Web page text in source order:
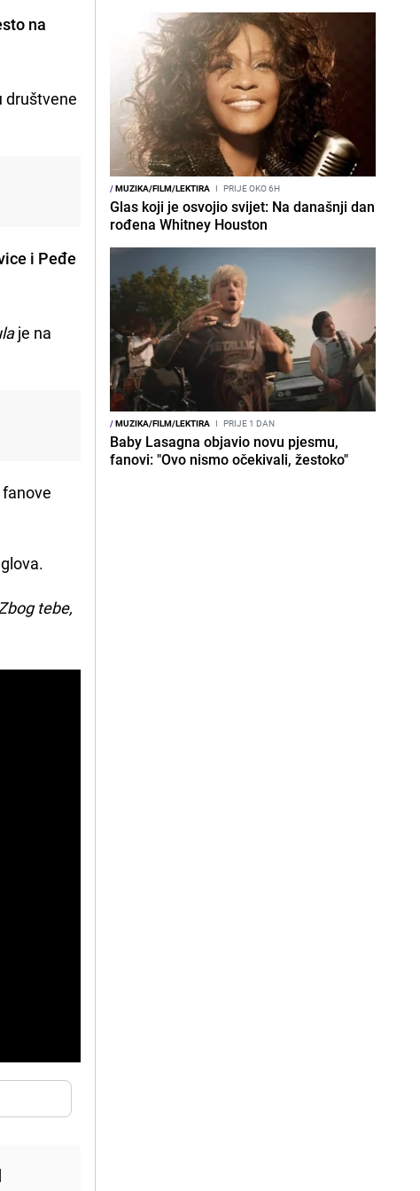
na
društvene
i Peđe
je na
tebe,
|
/MUZIKA/FILM/LEKTIRA I PRIJE OKO 6H
Glas koji je osvojio svijet: Na današnji dan
rođena Whitney Houston
/MUZIKA/FILM/LEKTIRA I PRIJE 1 DAN
Baby Lasagna objavio novu pjesmu,
fanovi: "Ovo nismo očekivali, žestoko"